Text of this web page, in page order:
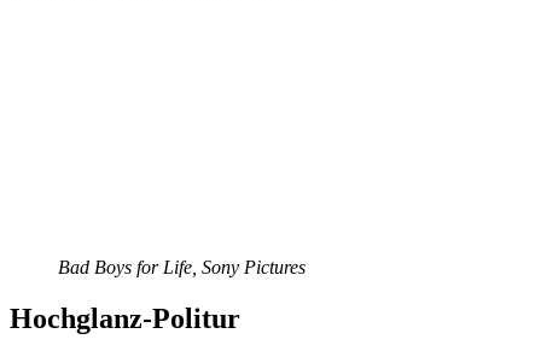
Bad Boys for Life, Sony Pictures
Hochglanz-Politur